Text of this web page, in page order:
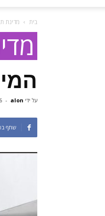
בית מדינת
על ידי alon
-
26
שתף